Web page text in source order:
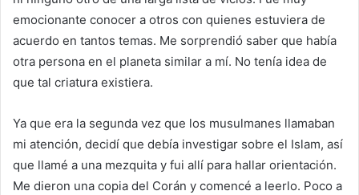
emocionante conocer a otros con quienes estuviera de
acuerdo en tantos temas. Me sorprendió saber que había
otra persona en el planeta similar a mí. No tenía idea de
que tal criatura existiera.
Ya que era la segunda vez que los musulmanes llamaban
mi atención, decidí que debía investigar sobre el Islam, así
que llamé a una mezquita y fui allí para hallar orientación.
Me dieron una copia del Corán y comencé a leerlo. Poco a